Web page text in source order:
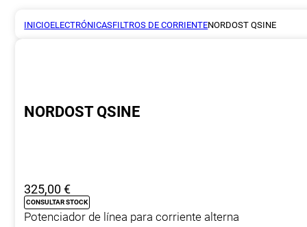
INICIOELECTRÓNICASFILTROS DE CORRIENTENORDOST QSINE
NORDOST QSINE
325,00€
CONSULTAR STOCK
Potenciador de línea para corriente alterna